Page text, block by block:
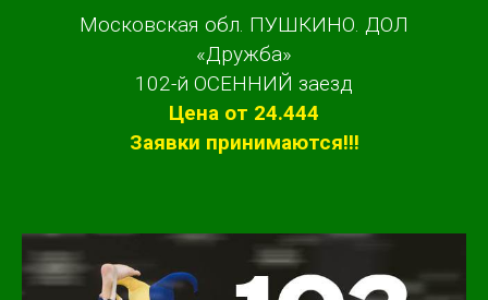
Московская обл. ПУШКИНО. ДОЛ
«Дружба»
102-й ОСЕННИЙ заезд
Цена от 24.444
Заявки принимаются!!!